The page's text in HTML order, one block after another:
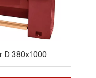
D 380x1000